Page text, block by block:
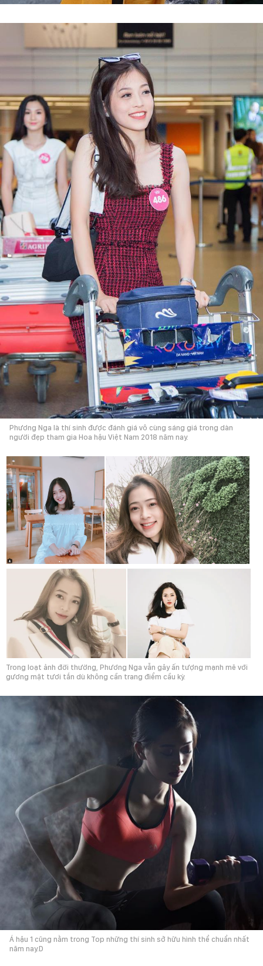
Phương Nga là thí sinh được đánh giá vô cùng sáng giá trong dàn
người đẹp tham gia Hoa hậu Việt Nam 2018 năm nay.
Trong loạt ảnh đời thường, Phương Nga vẫn gây ấn tượng mạnh mẽ với
gương mặt tươi tắn dù không cần trang điểm cầu kỳ.
Á hậu 1 cũng nằm trong Top những thí sinh sở hữu hình thể chuẩn nhất
năm nay.D